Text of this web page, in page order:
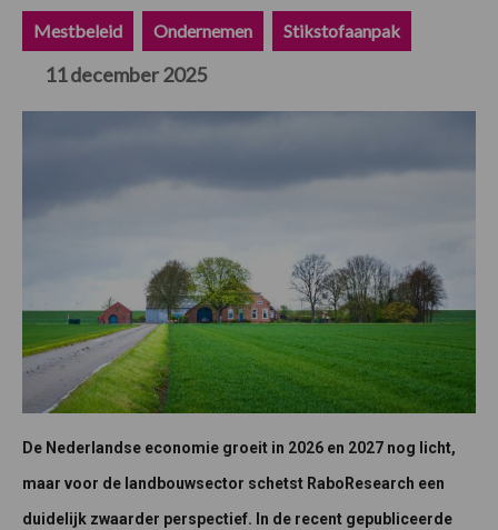
Mestbeleid Ondernemen Stikstofaanpak
11 december 2025
De Nederlandse economie groeit in 2026 en 2027 nog licht,
maar voor de landbouwsector schetst RaboResearch een
duidelijk zwaarder perspectief. In de recent gepubliceerde